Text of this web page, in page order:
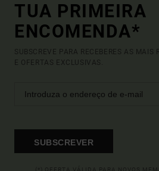
TUA PRIMEIRA
ENCOMENDA*
SUBSCREVE PARA RECEBERES AS MAIS
E OFERTAS EXCLUSIVAS.
SUBSCREVER